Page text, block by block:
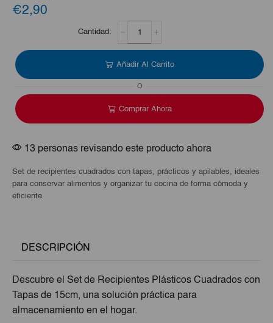
€2,90
Cuadrados
con
cantidad
Añadir Al Carrito
O
Comprar Ahora
13 personas revisando este producto ahora
Set de recipientes cuadrados con tapas, prácticos y apilables, ideales
para conservar alimentos y organizar tu cocina de forma cómoda y
eficiente.
DESCRIPCIÓN
Descubre el Set de Recipientes Plásticos Cuadrados con
Tapas de 15cm, una solución práctica para
almacenamiento en el hogar.